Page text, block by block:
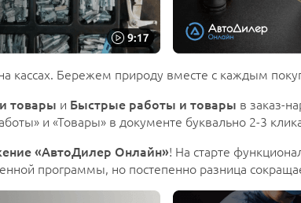
кассах. Бережем природу вместе с каждым
товары и Быстрые работы и товары в заказ-
и «Товары» в документе буквально 2-3
«АвтоДилер Онлайн»! На старте
программы, но постепенно разница